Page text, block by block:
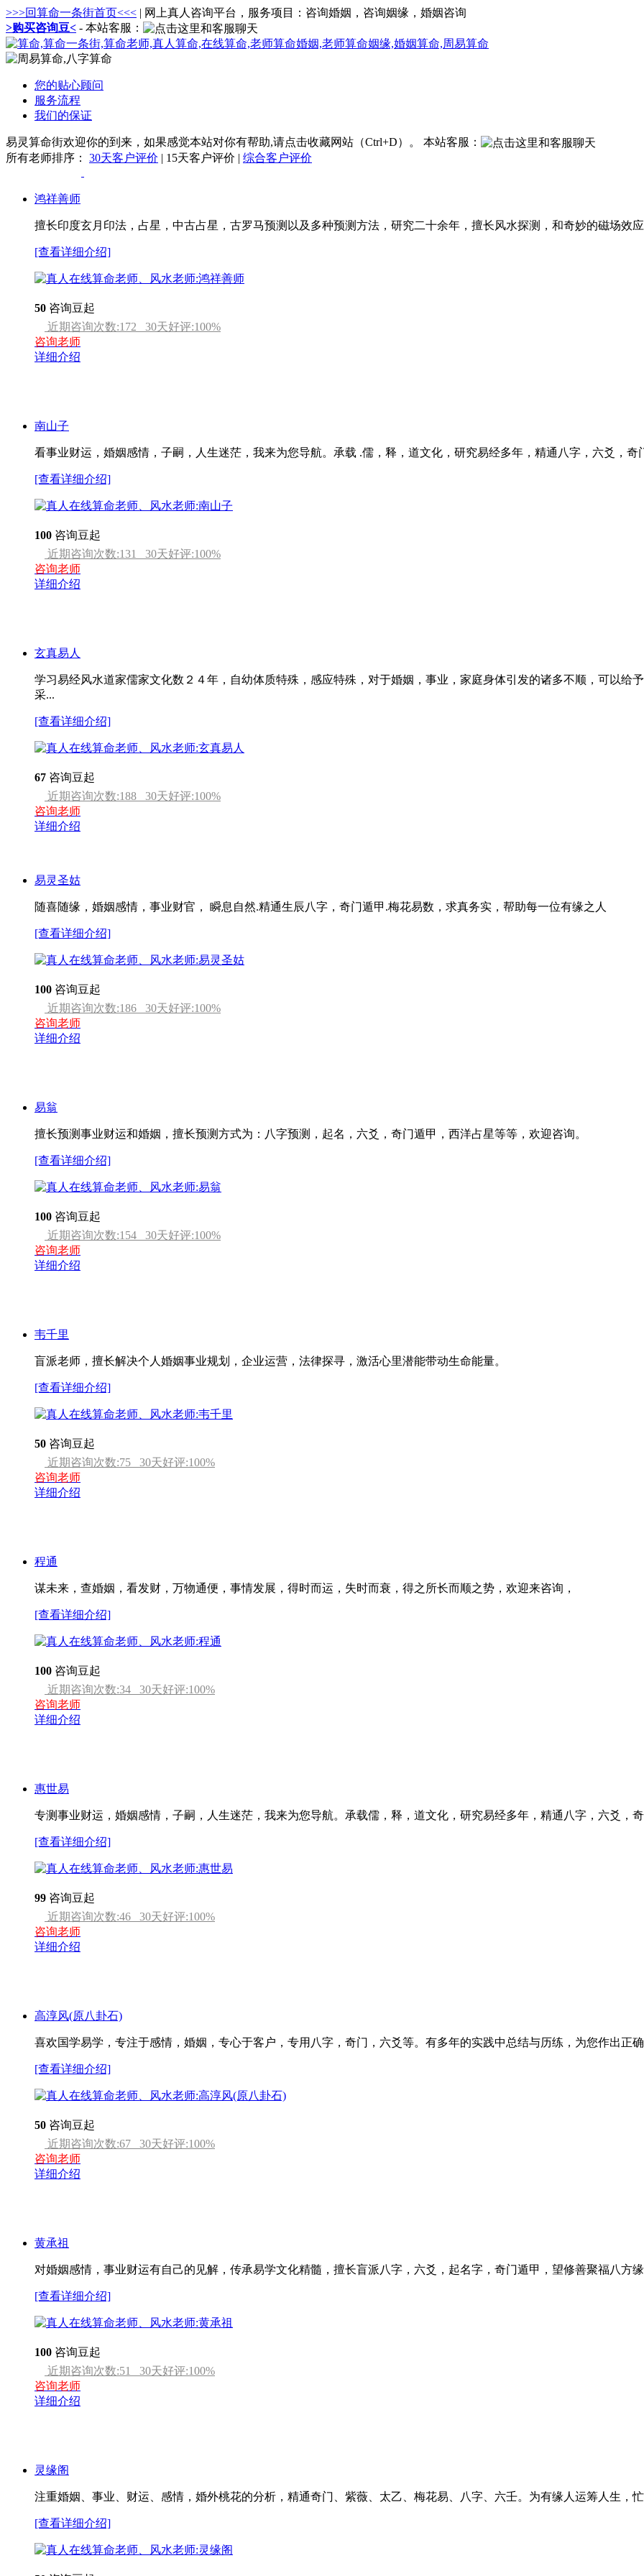
>>>回算命一条街首页<<< | 网上真人咨询平台，服务项目：咨询婚姻，咨询姻缘，婚姻咨询
>购买咨询豆< - 本站客服：
您的贴心顾问
服务流程
我们的保证
易灵算命街欢迎你的到来，如果感觉本站对你有帮助,请点击收藏网站（Ctrl+D）。 本站客服：
所有老师排序： 30天客户评价 | 15天客户评价 | 综合客户评价
鸿祥善师
擅长印度玄月印法，占星，中古占星，古罗马预测以及多种预测方法，研究二十余年，擅长风水探测，和奇妙的磁场效
[查看详细介绍]
50 咨询豆起
近期咨询次数:172 30天好评:100%
咨询老师
详细介绍
南山子
看事业财运，婚姻感情，子嗣，人生迷茫，我来为您导航。承载 .儒，释，道文化，研究易经多年，精通八字，六爻，奇
[查看详细介绍]
100 咨询豆起
近期咨询次数:131 30天好评:100%
咨询老师
详细介绍
玄真易人
学习易经风水道家儒家文化数２４年，自幼体质特殊，感应特殊，对于婚姻，事业，家庭身体引发的诸多不顺，可以给
采...
[查看详细介绍]
67 咨询豆起
近期咨询次数:188 30天好评:100%
咨询老师
详细介绍
易灵圣姑
随喜随缘，婚姻感情，事业财官， 瞬息自然.精通生辰八字，奇门遁甲.梅花易数，求真务实，帮助每一位有缘之人
[查看详细介绍]
100 咨询豆起
近期咨询次数:186 30天好评:100%
咨询老师
详细介绍
易翁
擅长预测事业财运和婚姻，擅长预测方式为：八字预测，起名，六爻，奇门遁甲，西洋占星等等，欢迎咨询。
[查看详细介绍]
100 咨询豆起
近期咨询次数:154 30天好评:100%
咨询老师
详细介绍
韦千里
盲派老师，擅长解决个人婚姻事业规划，企业运营，法律探寻，激活心里潜能带动生命能量。
[查看详细介绍]
50 咨询豆起
近期咨询次数:75 30天好评:100%
咨询老师
详细介绍
程通
谋未来，查婚姻，看发财，万物通便，事情发展，得时而运，失时而衰，得之所长而顺之势，欢迎来咨询，
[查看详细介绍]
100 咨询豆起
近期咨询次数:34 30天好评:100%
咨询老师
详细介绍
惠世易
专测事业财运，婚姻感情，子嗣，人生迷茫，我来为您导航。承载儒，释，道文化，研究易经多年，精通八字，六爻，
[查看详细介绍]
99 咨询豆起
近期咨询次数:46 30天好评:100%
咨询老师
详细介绍
高淳风(原八卦石)
喜欢国学易学，专注于感情，婚姻，专心于客户，专用八字，奇门，六爻等。有多年的实践中总结与历练，为您作出正
[查看详细介绍]
50 咨询豆起
近期咨询次数:67 30天好评:100%
咨询老师
详细介绍
黄承祖
对婚姻感情，事业财运有自己的见解，传承易学文化精髓，擅长盲派八字，六爻，起名字，奇门遁甲，望修善聚福八方
[查看详细介绍]
100 咨询豆起
近期咨询次数:51 30天好评:100%
咨询老师
详细介绍
灵缘阁
注重婚姻、事业、财运、感情，婚外桃花的分析，精通奇门、紫薇、太乙、梅花易、八字、六壬。为有缘人运筹人生，
[查看详细介绍]